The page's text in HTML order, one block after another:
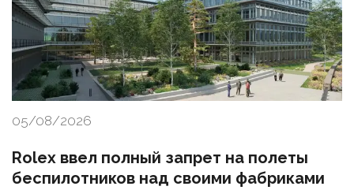
05/08/2026
Rolex ввел полный запрет на полеты
беспилотников над своими фабриками